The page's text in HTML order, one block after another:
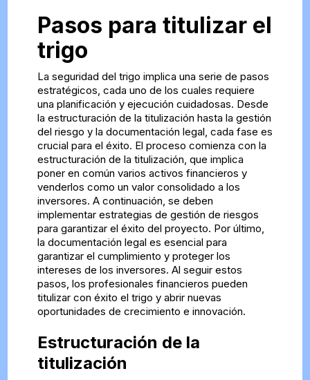
Pasos para titulizar el
trigo
La seguridad del trigo implica una serie de pasos
estratégicos, cada uno de los cuales requiere
una planificación y ejecución cuidadosas. Desde
la estructuración de la titulización hasta la gestión
del riesgo y la documentación legal, cada fase es
crucial para el éxito. El proceso comienza con la
estructuración de la titulización, que implica
poner en común varios activos financieros y
venderlos como un valor consolidado a los
inversores. A continuación, se deben
implementar estrategias de gestión de riesgos
para garantizar el éxito del proyecto. Por último,
la documentación legal es esencial para
garantizar el cumplimiento y proteger los
intereses de los inversores. Al seguir estos
pasos, los profesionales financieros pueden
titulizar con éxito el trigo y abrir nuevas
oportunidades de crecimiento e innovación.
Estructuración de la
titulización